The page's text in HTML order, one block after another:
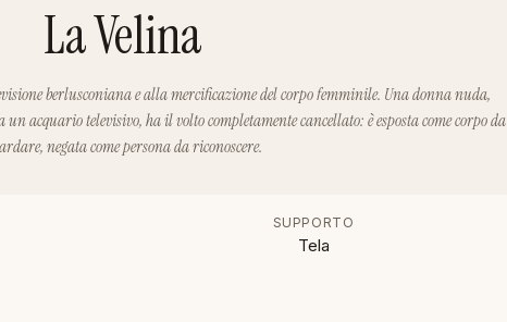
La Velina
berlusconiana e alla mercificazione del corpo femminile. Una donna nuda,
acquario televisivo, ha il volto completamente cancellato: è esposta come corpo da
negata come persona da riconoscere.
SUPPORTO
Tela